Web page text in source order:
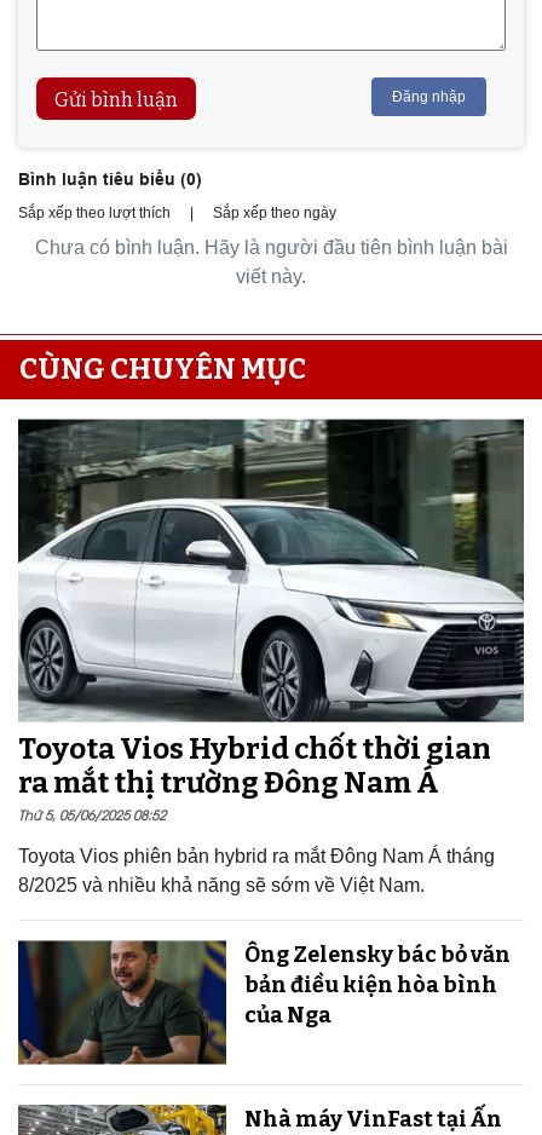
Gửi bình luận Đăng nhập
Bình luận tiêu biểu (0)
Sắp xếp theo lượt thích Sắp xếp theo ngày
Chưa có bình luận. Hãy là người đầu tiên bình luận bài
viết này.
CÙNG CHUYÊN MỤC
Toyota Vios Hybrid chốt thời gian
ra mắt thị trường Đông Nam Á
Thứ 5, 05/06/2025 08:52
Toyota Vios phiên bản hybrid ra mắt Đông Nam Á tháng
8/2025 và nhiều khả năng sẽ sớm về Việt Nam.
Ông Zelensky bác bỏ văn
bản điều kiện hòa bình
của Nga
Nhà máy VinFast tại Ấn